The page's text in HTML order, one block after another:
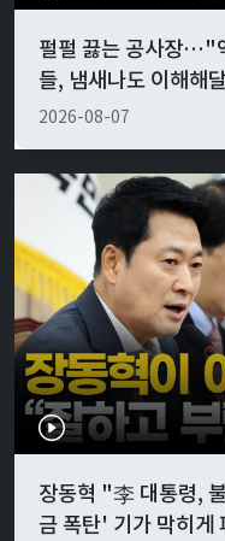
펄펄 끓는 공사장…"
들, 냄새나도 이해해
2026-08-07
장동혁 "李 대통령,
금 폭탄' 기가 막히게